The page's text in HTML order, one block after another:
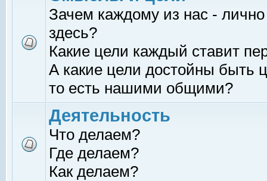
Зачем каждому из нас -
здесь?
Какие цели каждый ставит
А какие цели достойны быть
то есть нашими общими?
Деятельность
Что делаем?
Где делаем?
Как делаем?